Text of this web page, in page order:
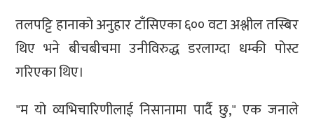
तलपट्टि हानाको अनुहार टाँसिएका ६०० वटा अश्लील तस्बिर
थिए भने बीचबीचमा उनीविरुद्ध डरलाग्दा धम्की पोस्ट
गरिएका थिए।
"म यो व्यभिचारिणीलाई निसानामा पार्दै छु," एक जनाले